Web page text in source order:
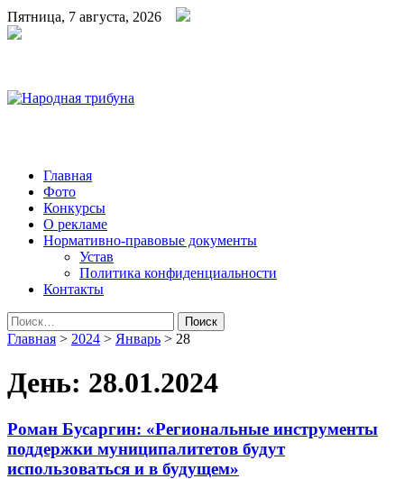
Пятница, 7 августа, 2026
Народная трибуна
Калининская районная газета
Главная
Фото
Конкурсы
О рекламе
Нормативно-правовые документы
Устав
Политика конфиденциальности
Контакты
Найти:
Главная > 2024 > Январь > 28
День: 28.01.2024
Роман Бусаргин: «Региональные инструменты
поддержки муниципалитетов будут
использоваться и в будущем»